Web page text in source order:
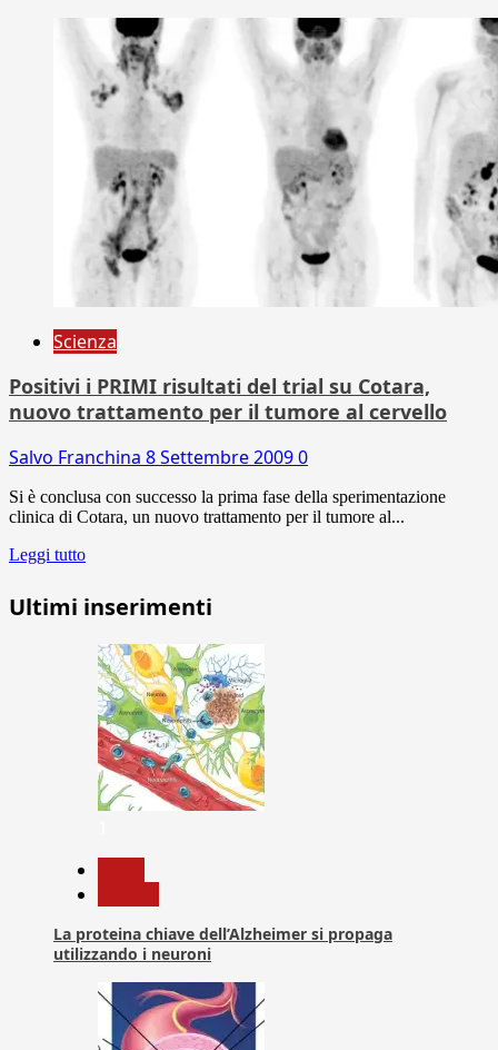
Scienza
Positivi i PRIMI risultati del trial su Cotara,
nuovo trattamento per il tumore al cervello
Salvo Franchina 8 Settembre 20090
Si è conclusa con successo la prima fase della sperimentazione
clinica di Cotara, un nuovo trattamento per il tumore al...
Leggi tutto
Ultimi inserimenti
La proteina chiave dell’Alzheimer si propaga
utilizzando i neuroni